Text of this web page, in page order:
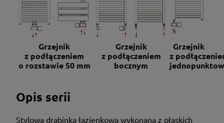
Grzejnik
z podłączeniem
o rozstawie 50 mm
Grzejnik
z podłączeniem
bocznym
Grzejnik
z
Opis serii
Stylowa drabinka łazienkowa wykonana z płaskich